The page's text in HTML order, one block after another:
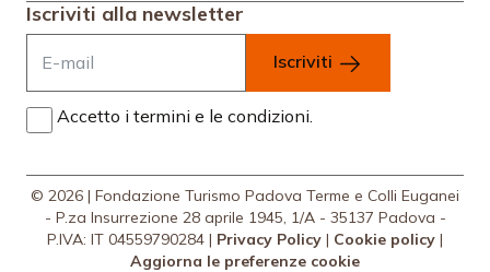
Iscriviti alla newsletter
Iscriviti
Accetto i termini e le condizioni.
© 2026 | Fondazione Turismo Padova Terme e Colli Euganei
- P.za Insurrezione 28 aprile 1945, 1/A - 35137 Padova -
P.IVA: IT 04559790284 | Privacy Policy | Cookie policy |
Aggiorna le preferenze cookie